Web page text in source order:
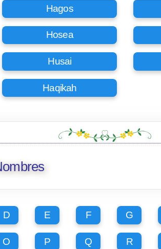
Hagos
Hosea
Husai
Haqikah
D E F G
O P Q R